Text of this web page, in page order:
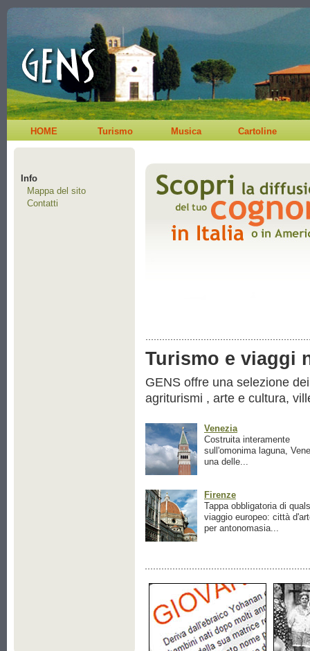
HOME Turismo Musica Cartoline
Info
Mappa del sito
Contatti
Turismo e viaggi
GENS offre una selezione
agriturismi , arte e cultura,
Venezia
Costruita interamente
sull'omonima laguna,
una delle...
Firenze
Tappa obbligatoria di
viaggio europeo: città
per antonomasia...